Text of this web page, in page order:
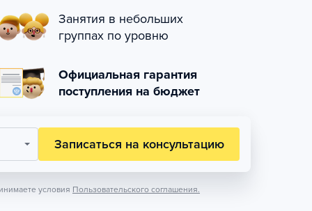
Занятия в небольших
группах по уровню
Официальная гарантия
поступления на бюджет
Записаться на консультацию
условия Пользовательского соглашения.